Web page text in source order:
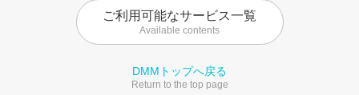
ご利用可能なサービス一覧
Available contents
DMMトップへ戻る
Return to the top page